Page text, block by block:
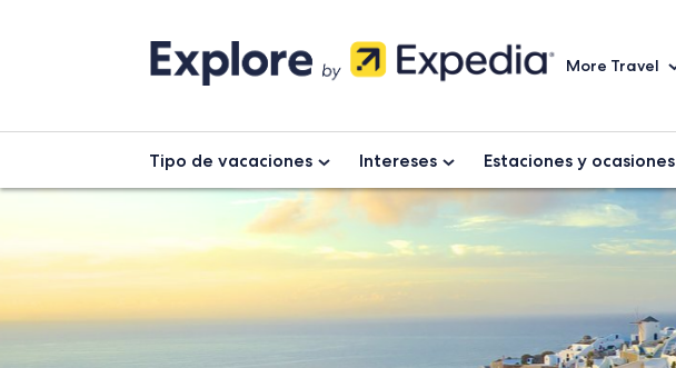
More Travel
Tipo de vacaciones Intereses Estaciones y ocasiones